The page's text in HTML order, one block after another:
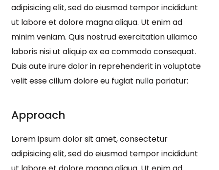
adipisicing elit, sed do eiusmod tempor incididunt
ut labore et dolore magna aliqua. Ut enim ad
minim veniam. Quis nostrud exercitation ullamco
laboris nisi ut aliquip ex ea commodo consequat.
Duis aute irure dolor in reprehenderit in voluptate
velit esse cillum dolore eu fugiat nulla pariatur:
Approach
Lorem ipsum dolor sit amet, consectetur
adipisicing elit, sed do eiusmod tempor incididunt